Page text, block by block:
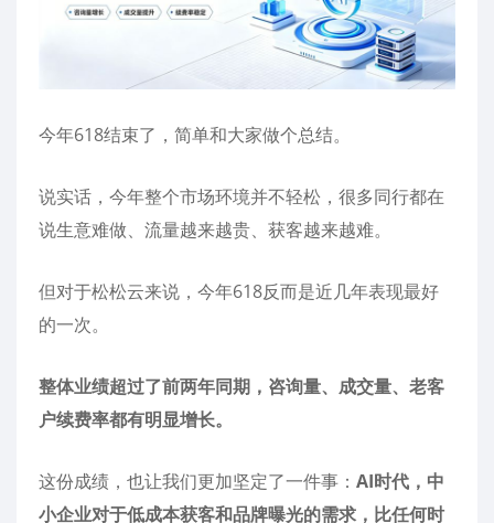
今年618结束了，简单和大家做个总结。
说实话，今年整个市场环境并不轻松，很多同行都在
说生意难做、流量越来越贵、获客越来越难。
但对于松松云来说，今年618反而是近几年表现最好
的一次。
整体业绩超过了前两年同期，咨询量、成交量、老客
户续费率都有明显增长。
这份成绩，也让我们更加坚定了一件事： AI时代，中
小企业对于低成本获客和品牌曝光的需求，比任何时